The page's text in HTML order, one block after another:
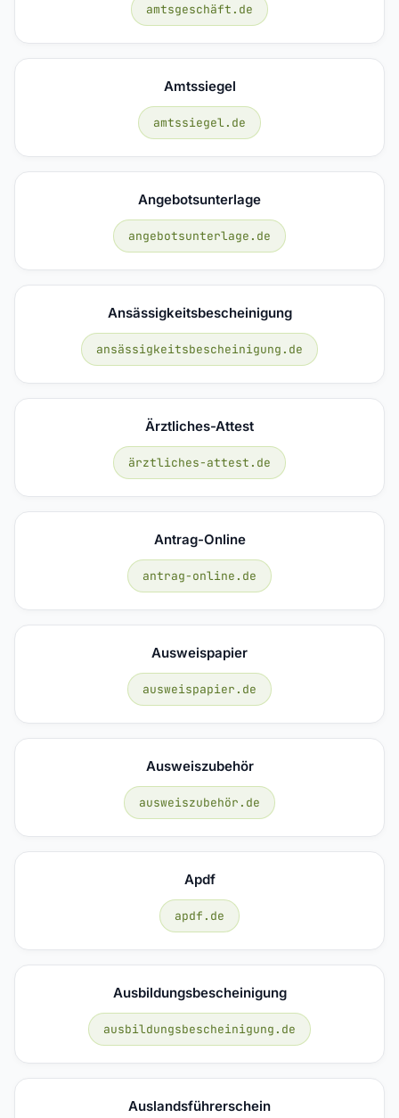
amtsgeschäft.de
Amtssiegel
amtssiegel.de
Angebotsunterlage
angebotsunterlage.de
Ansässigkeitsbescheinigung
ansässigkeitsbescheinigung.de
Ärztliches-Attest
ärztliches-attest.de
Antrag-Online
antrag-online.de
Ausweispapier
ausweispapier.de
Ausweiszubehör
ausweiszubehör.de
Apdf
apdf.de
Ausbildungsbescheinigung
ausbildungsbescheinigung.de
Auslandsführerschein